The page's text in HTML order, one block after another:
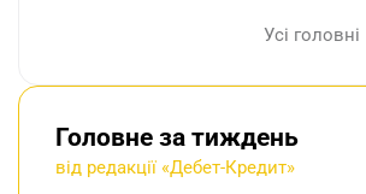
Усі головні
Головне за тиждень
від редакції «Дебет-Кредит»